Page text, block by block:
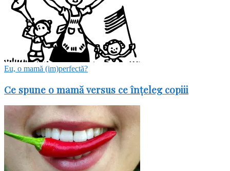
Eu, o mamă (im)perfectă?
Ce spune o mamă versus ce înţeleg copiii